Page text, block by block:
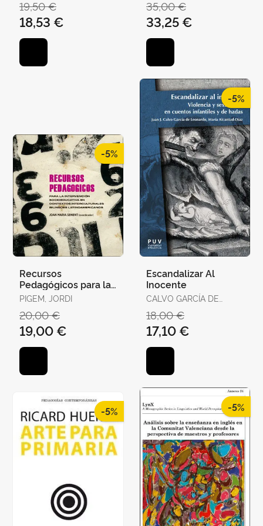
19,50 €
18,53 €
AGULLÓ, BLANCA
35,00 €
33,25 €
-5%
Recursos
Pedagógicos para la
Intervención
Socioeducativa en
Contextos Intercultu
PIGEM, JORDI
20,00 €
19,00 €
-5%
Escandalizar Al
Inocente
CALVO GARCÍA DE
/ ALCANTUD DÍAZ,
MARÍA
18,00 €
17,10 €
-5% -5%